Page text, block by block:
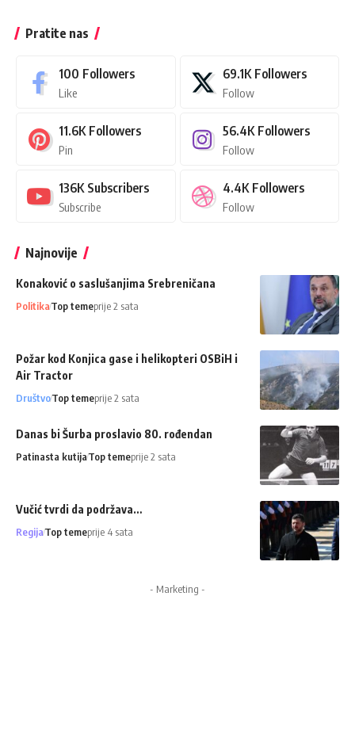
Pratite nas
100 Followers
Like
69.1K Followers
Follow
11.6K Followers
Pin
56.4K Followers
Follow
136K Subscribers
Subscribe
4.4K Followers
Follow
Najnovije
Konaković o saslušanjima Srebreničana
PolitikaTop temeprije 2 sata
Požar kod Konjica gase i helikopteri OSBiH i
Air Tractor
DruštvoTop temeprije 2 sata
Danas bi Šurba proslavio 80. rođendan
Patinasta kutijaTop temeprije 2 sata
Vučić tvrdi da podržava…
RegijaTop temeprije 4 sata
- Marketing -